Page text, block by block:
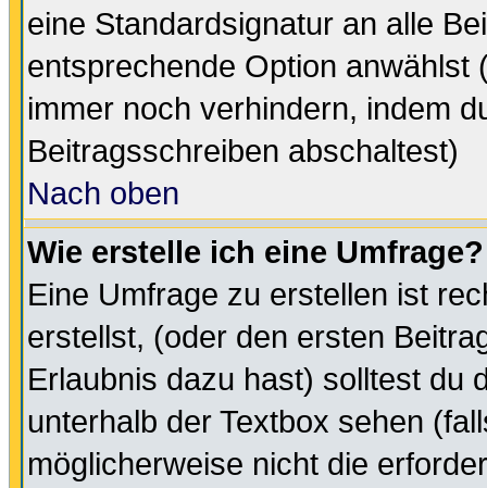
eine Standardsignatur an alle
entsprechende Option anwählst
immer noch verhindern, indem
Beitragsschreiben abschaltest)
Nach oben
Wie erstelle ich eine Umfrage?
Eine Umfrage zu erstellen ist
erstellst, (oder den ersten
Erlaubnis dazu hast) solltest du
unterhalb der Textbox sehen
möglicherweise nicht die